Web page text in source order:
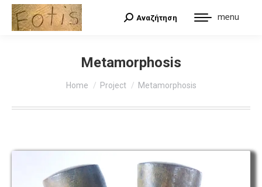
menu
Search:
Αναζήτηση
Metamorphosis
You are here:
Home Project Metamorphosis